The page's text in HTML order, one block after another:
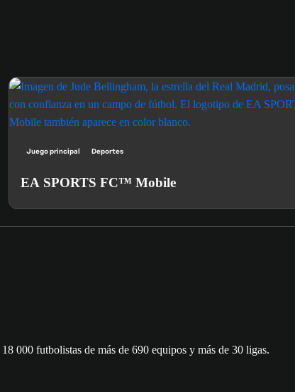
Juego principal Deportes
EA SPORTS FC™ Mobile
000 futbolistas de más de 690 equipos y más de 30 ligas.